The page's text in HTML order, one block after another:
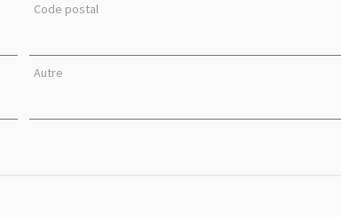
Code postal
Autre